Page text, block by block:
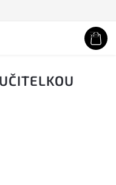
Hledat